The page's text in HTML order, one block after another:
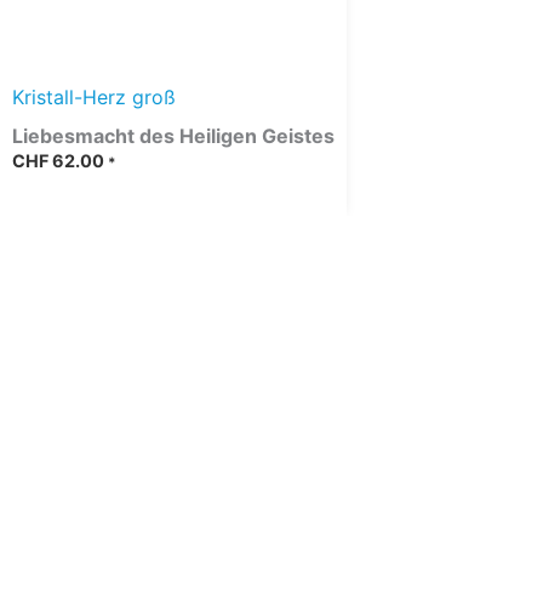
Kristall-Herz groß
Liebesmacht des Heiligen Geistes
CHF62.00 *